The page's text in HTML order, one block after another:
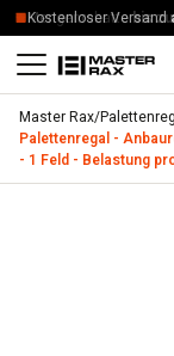
Zum Inhalt
Mengenrabattebis
Master Rax/
Palettenregal -
- 1 Feld - Belastung